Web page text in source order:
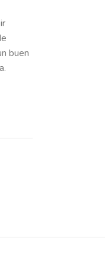
buen